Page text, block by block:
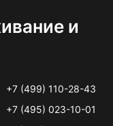
и
+7 (499) 110-28-43
+7 (495) 023-10-01